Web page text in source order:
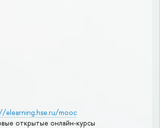
elearning.hse.ru/mooc
открытые онлайн-курсы